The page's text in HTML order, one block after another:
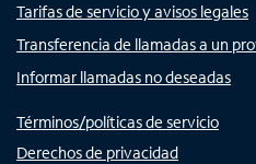
Tarifas de servicio y avisos legales
Transferencia de llamadas a un
Informar llamadas no deseadas
Términos/políticas de servicio
Derechos de privacidad